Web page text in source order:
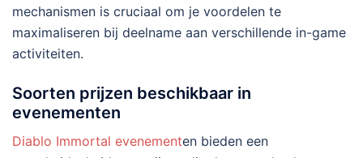
mechanismen is cruciaal om je voordelen te
maximaliseren bij deelname aan verschillende in-game
activiteiten.
Soorten prijzen beschikbaar in
evenementen
Diablo Immortal evenementen bieden een